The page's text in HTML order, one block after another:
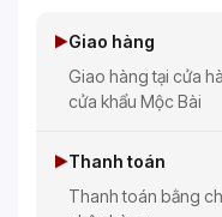
Giao hàng
Giao hàng tại cửa
cửa khẩu Mộc Bài
Thanh toán
Thanh toán bằng